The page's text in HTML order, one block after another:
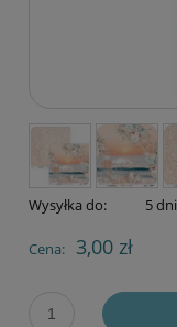
Wysyłka do: 5 dni
Cena: 3,00 zł